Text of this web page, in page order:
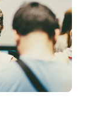
concreto di
scalare e
territorio e
offerte
perché
di crescita
intende
ruolo a